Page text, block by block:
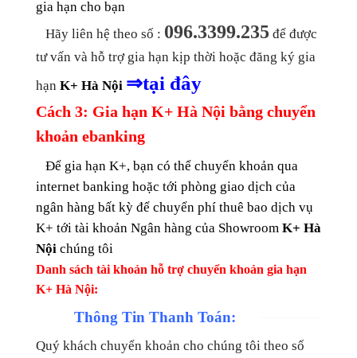
gia hạn cho bạn
Hãy liên hệ theo số : 096.3399.235 để được
tư vấn và hỗ trợ gia hạn kịp thời hoặc đăng ký gia
hạn K+ Hà Nội ⇒tại đây
Cách 3: Gia hạn K+ Hà Nội bằng chuyển
khoản ebanking
Để gia hạn K+, bạn có thể chuyển khoản qua
internet banking hoặc tới phòng giao dịch của
ngân hàng bất kỳ để chuyển phí thuê bao dịch vụ
K+ tới tài khoản Ngân hàng của Showroom K+ Hà
Nội chúng tôi
Danh sách tài khoản hỗ trợ chuyển khoản gia hạn
K+ Hà Nội:
Thông Tin Thanh Toán:
Quý khách chuyển khoản cho chúng tôi theo số